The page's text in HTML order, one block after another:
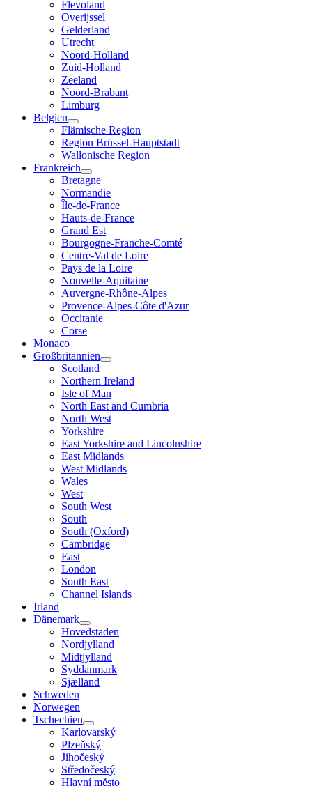
Flevoland
Overijssel
Gelderland
Utrecht
Noord-Holland
Zuid-Holland
Zeeland
Noord-Brabant
Limburg
Belgien
Flämische Region
Region Brüssel-Hauptstadt
Wallonische Region
Frankreich
Bretagne
Normandie
Île-de-France
Hauts-de-France
Grand Est
Bourgogne-Franche-Comté
Centre-Val de Loire
Pays de la Loire
Nouvelle-Aquitaine
Auvergne-Rhône-Alpes
Provence-Alpes-Côte d'Azur
Occitanie
Corse
Monaco
Großbritannien
Scotland
Northern Ireland
Isle of Man
North East and Cumbria
North West
Yorkshire
East Yorkshire and Lincolnshire
East Midlands
West Midlands
Wales
West
South West
South
South (Oxford)
Cambridge
East
London
South East
Channel Islands
Irland
Dänemark
Hovedstaden
Nordjylland
Midtjylland
Syddanmark
Sjælland
Schweden
Norwegen
Tschechien
Karlovarský
Plzeňský
Jihočeský
Středočeský
Hlavní město